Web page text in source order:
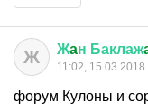
Ж Жaн Баклаж
11:02, 15.03.2018
форум Кулоны и